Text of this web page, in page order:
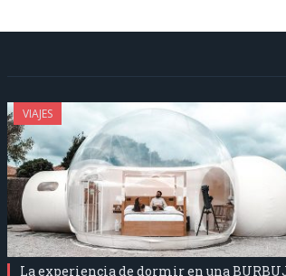
VIAJES
La experiencia de dormir en una